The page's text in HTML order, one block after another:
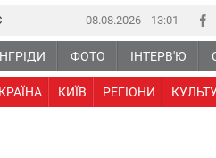
08.08.2026 13:01
ФОТО ІНТЕРВ'Ю
КИЇВ РЕГІОНИ